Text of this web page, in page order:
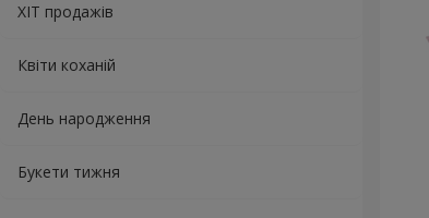
ХІТ продажів
Квіти коханій
День народження
Букети тижня